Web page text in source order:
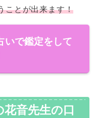
ことが出来ます！
いで鑑定をして
音先生の口